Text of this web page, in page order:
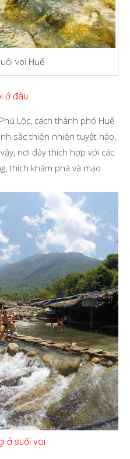
voi Huế
ở đâu
Lộc, cách thành phố Huế
sắc thiên nhiên tuyệt hảo,
nơi đây thích hợp với các
thích khám phá và mạo
ở suối voi